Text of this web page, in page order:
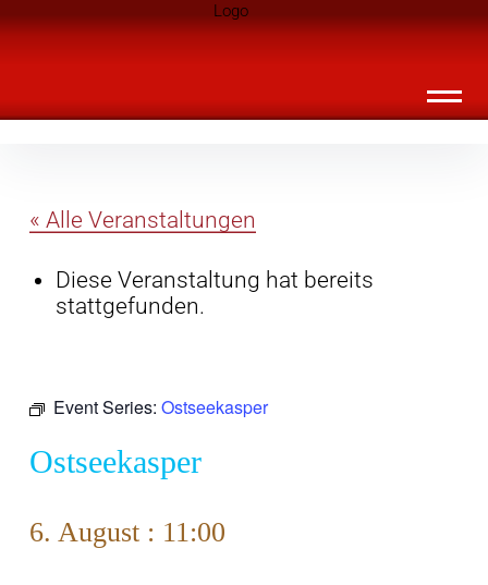
überspringen
Landknirpse – Die Zeitschrift für Leute
« Alle Veranstaltungen
Diese Veranstaltung hat bereits
stattgefunden.
Event Series: Ostseekasper
Ostseekasper
6. August : 11:00